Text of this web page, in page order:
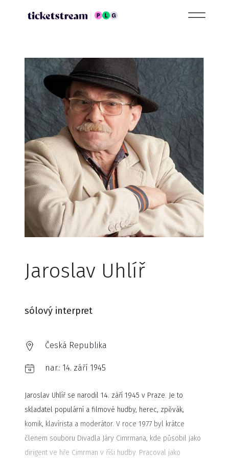
Jaroslav Uhlíř
sólový interpret
Česká Republika
nar.: 14. září 1945
Jaroslav Uhlíř se narodil 14. září 1945 v Praze. Je to
skladatel populární a filmové hudby, herec, zpěvák,
komik, klavírista a moderátor. V roce 1977 byl krátce
členem souboru Divadla Járy Cimrmana, kde působil jako
dirigent ve hře Cimrman v říši hudby. Pracoval jako